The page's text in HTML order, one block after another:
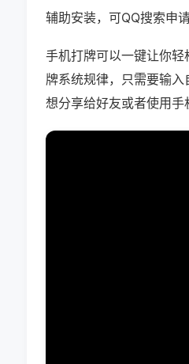
辅助安装，可QQ搜索申
手机打牌可以一键让你轻
牌系统规律，只需要输
想分享给好友或者使用手